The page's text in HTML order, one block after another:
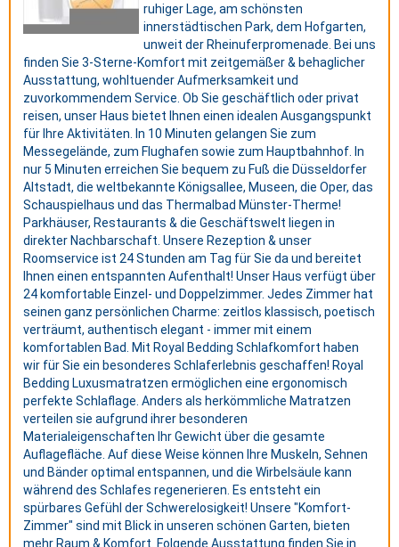
ruhiger Lage, am schönsten
innerstädtischen Park, dem Hofgarten,
unweit der Rheinuferpromenade. Bei uns
finden Sie 3-Sterne-Komfort mit zeitgemäßer & behaglicher
Ausstattung, wohltuender Aufmerksamkeit und
zuvorkommendem Service. Ob Sie geschäftlich oder privat
reisen, unser Haus bietet Ihnen einen idealen Ausgangspunkt
für Ihre Aktivitäten. In 10 Minuten gelangen Sie zum
Messegelände, zum Flughafen sowie zum Hauptbahnhof. In
nur 5 Minuten erreichen Sie bequem zu Fuß die Düsseldorfer
Altstadt, die weltbekannte Königsallee, Museen, die Oper, das
Schauspielhaus und das Thermalbad Münster-Therme!
Parkhäuser, Restaurants & die Geschäftswelt liegen in
direkter Nachbarschaft. Unsere Rezeption & unser
Roomservice ist 24 Stunden am Tag für Sie da und bereitet
Ihnen einen entspannten Aufenthalt! Unser Haus verfügt über
24 komfortable Einzel- und Doppelzimmer. Jedes Zimmer hat
seinen ganz persönlichen Charme: zeitlos klassisch, poetisch
verträumt, authentisch elegant - immer mit einem
komfortablen Bad. Mit Royal Bedding Schlafkomfort haben
wir für Sie ein besonderes Schlaferlebnis geschaffen! Royal
Bedding Luxusmatratzen ermöglichen eine ergonomisch
perfekte Schlaflage. Anders als herkömmliche Matratzen
verteilen sie aufgrund ihrer besonderen
Materialeigenschaften Ihr Gewicht über die gesamte
Auflagefläche. Auf diese Weise können Ihre Muskeln, Sehnen
und Bänder optimal entspannen, und die Wirbelsäule kann
während des Schlafes regenerieren. Es entsteht ein
spürbares Gefühl der Schwerelosigkeit! Unsere "Komfort-
Zimmer" sind mit Blick in unseren schönen Garten, bieten
mehr Raum & Komfort. Folgende Ausstattung finden Sie in